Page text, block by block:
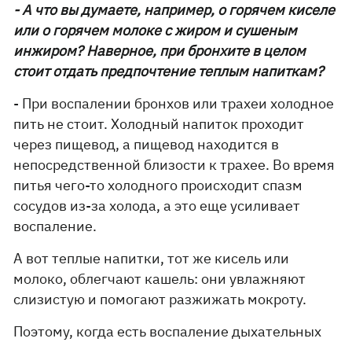
- А что вы думаете, например, о горячем киселе
или о горячем молоке с жиром и сушеным
инжиром? Наверное, при бронхите в целом
стоит отдать предпочтение теплым напиткам?
- При воспалении бронхов или трахеи холодное
пить не стоит. Холодный напиток проходит
через пищевод, а пищевод находится в
непосредственной близости к трахее. Во время
питья чего-то холодного происходит спазм
сосудов из-за холода, а это еще усиливает
воспаление.
А вот теплые напитки, тот же кисель или
молоко, облегчают кашель: они увлажняют
слизистую и помогают разжижать мокроту.
Поэтому, когда есть воспаление дыхательных